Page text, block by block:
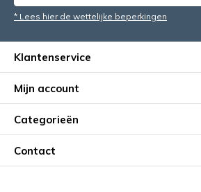
* Lees hier de wettelijke beperkingen
Klantenservice
Mijn account
Categorieën
Contact